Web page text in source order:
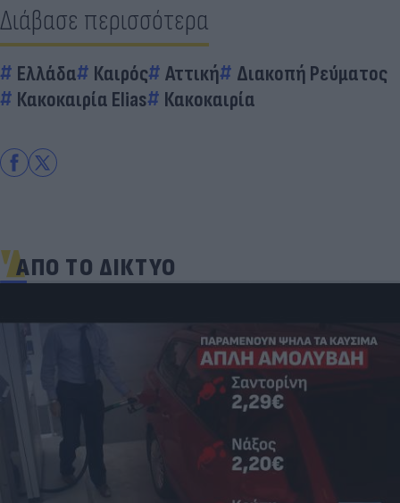
Διάβασε περισσότερα
Ελλάδα Καιρός Αττική
Διακοπή Ρεύματος
Κακοκαιρία Elias
Κακοκαιρία
ΑΠΟ ΤΟ ΔΙΚΤΥΟ